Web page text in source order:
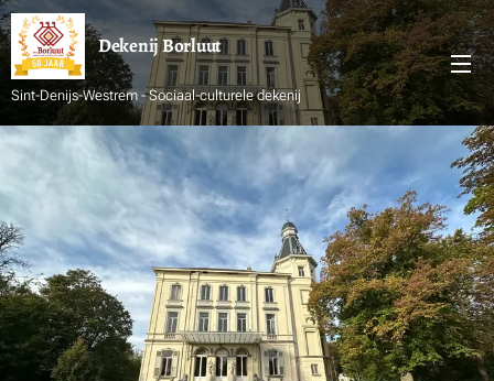
DekenijBorluut
Sint-Denijs-Westrem - Sociaal-culturele dekenij